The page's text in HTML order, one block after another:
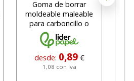
Goma de borrar
moldeable maleable
para carboncillo o
grafito
desde: 0,89 €
1,08 con Iva